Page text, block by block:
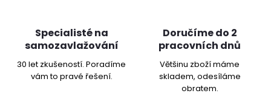
Specialisté na
samozavlažování
30 let zkušeností. Poradíme
vám to pravé řešení.
Doručíme do 2
pracovních dnů
Většinu zboží máme
skladem, odesíláme
obratem.